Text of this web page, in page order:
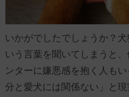
いかがでしたでしょうか？
いう言葉を聞いてしまうと
ンターに嫌悪感を抱く人も
分と愛犬には関係ない」と